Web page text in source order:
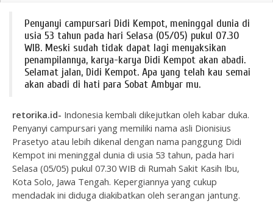
Penyanyi campursari Didi Kempot, meninggal dunia di
usia 53 tahun pada hari Selasa (05/05) pukul 07.30
WIB. Meski sudah tidak dapat lagi menyaksikan
penampilannya, karya-karya Didi Kempot akan abadi.
Selamat jalan, Didi Kempot. Apa yang telah kau semai
akan abadi di hati para Sobat Ambyar mu.
retorika.id- Indonesia kembali dikejutkan oleh kabar duka.
Penyanyi campursari yang memiliki nama asli Dionisius
Prasetyo atau lebih dikenal dengan nama panggung Didi
Kempot ini meninggal dunia di usia 53 tahun, pada hari
Selasa (05/05) pukul 07.30 WIB di Rumah Sakit Kasih Ibu,
Kota Solo, Jawa Tengah. Kepergiannya yang cukup
mendadak ini diduga diakibatkan oleh serangan jantung.